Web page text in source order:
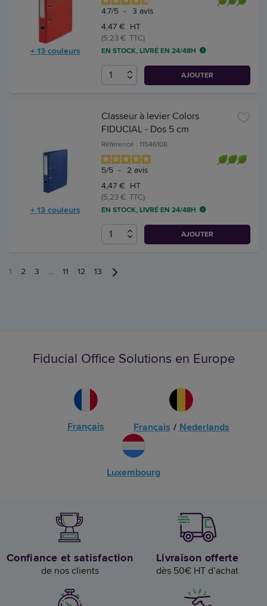
+ 13 couleurs
4.7/5 - 3 avis
4,47 € HT
(5,23 € TTC)
EN STOCK, LIVRÉ EN 24/48H
AJOUTER
+ 13 couleurs
Classeur à levier Colors
FIDUCIAL - Dos 5 cm
Référence : 11546108
5/5 - 2 avis
4,47 € HT
(5,23 € TTC)
EN STOCK, LIVRÉ EN 24/48H
AJOUTER
1 2 3 ... 11 12 13
Fiducial Office Solutions en Europe
Français Français / Nederlands
Luxembourg
Confiance et satisfaction
de nos clients
Livraison offerte
dès 50€ HT d’achat